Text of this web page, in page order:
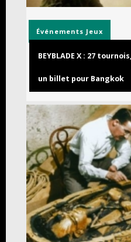
Événements Jeux
BEYBLADE X : 27
un billet pour Bangkok